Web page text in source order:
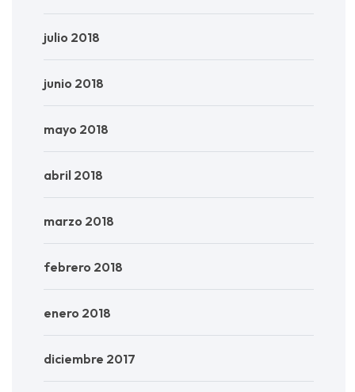
julio 2018
junio 2018
mayo 2018
abril 2018
marzo 2018
febrero 2018
enero 2018
diciembre 2017